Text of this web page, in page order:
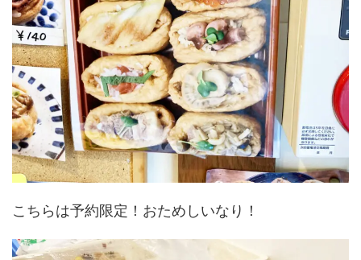
こちらは予約限定！おためしいなり！